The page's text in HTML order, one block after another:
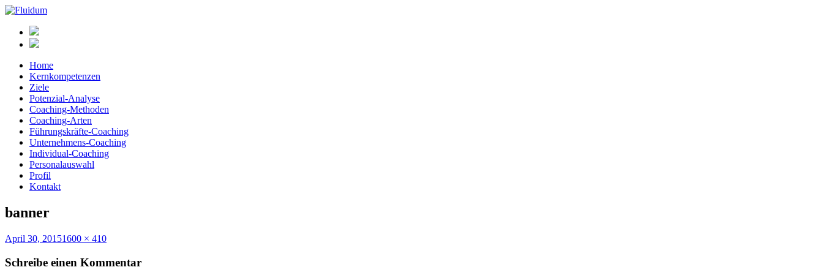
Home
Kernkompetenzen
Ziele
Potenzial-Analyse
Coaching-Methoden
Coaching-Arten
Führungskräfte-Coaching
Unternehmens-Coaching
Individual-Coaching
Personalauswahl
Profil
Kontakt
banner
Veröffentlicht
April 30, 2015Volle
1600 × 410
Schreibe einen Kommentar